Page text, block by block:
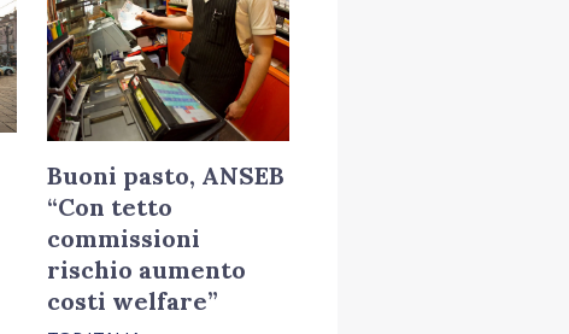
Buoni pasto, ANSEB
“Con tetto
commissioni
rischio aumento
costi welfare”